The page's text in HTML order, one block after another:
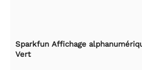
Sparkfun Affichage
Vert